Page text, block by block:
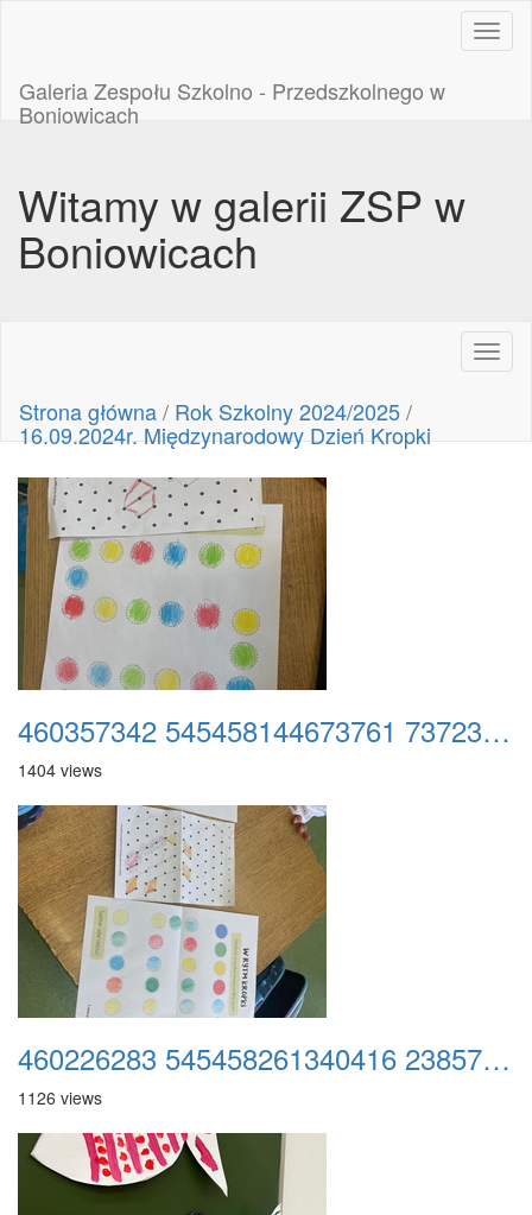
Galeria Zespołu Szkolno - Przedszkolnego w
Boniowicach
Witamy w galerii ZSP w
Boniowicach
Strona główna/ Rok Szkolny 2024/2025/
16.09.2024r. Międzynarodowy Dzień Kropki
460357342 545458144673761 7372371951987668491 n
1404 views
460226283 545458261340416 2385790111948720393 n
1126 views